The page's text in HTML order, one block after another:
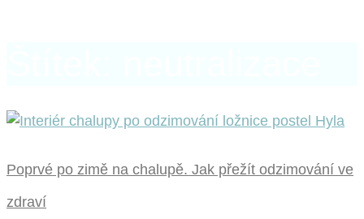
Poprvé po zimě na chalupě. Jak přežít odzimování ve
zdraví